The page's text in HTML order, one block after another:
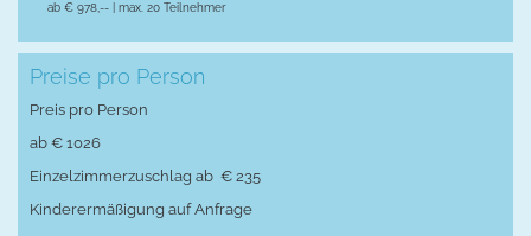
ab € 978,-- | max. 20 Teilnehmer
Preise pro Person
Preis pro Person
ab € 1026
Einzelzimmerzuschlag ab € 235
Kinderermäßigung auf Anfrage